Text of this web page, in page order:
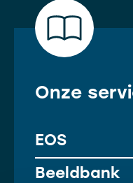
Onze
EOS
Beeldbank